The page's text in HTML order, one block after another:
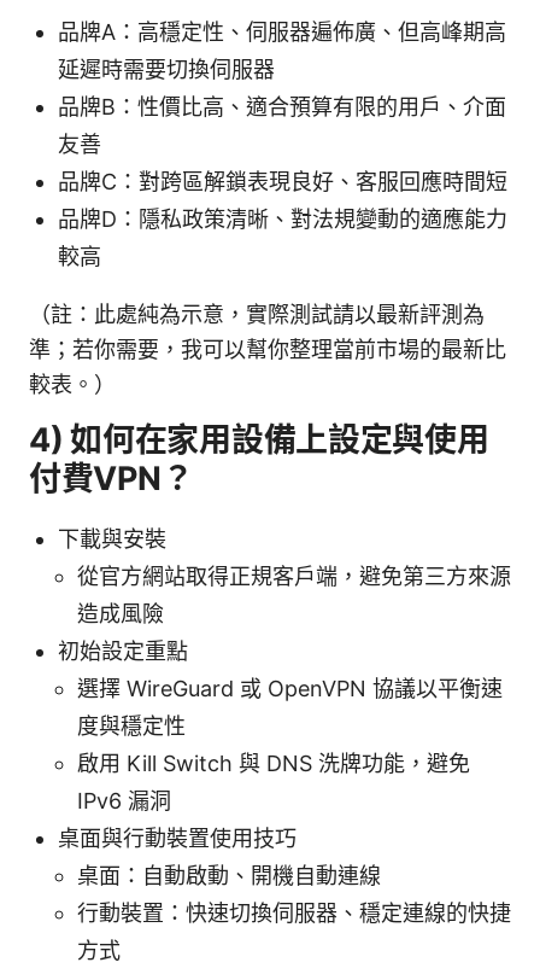
品牌A：高穩定性、伺服器遍佈廣、但高峰期高
延遲時需要切換伺服器
品牌B：性價比高、適合預算有限的用戶、介面
友善
品牌C：對跨區解鎖表現良好、客服回應時間短
品牌D：隱私政策清晰、對法規變動的適應能力
較高
（註：此處純為示意，實際測試請以最新評測為
準；若你需要，我可以幫你整理當前市場的最新比
較表。）
4) 如何在家用設備上設定與使用
付費VPN？
下載與安裝
從官方網站取得正規客戶端，避免第三方來源
造成風險
初始設定重點
選擇 WireGuard 或 OpenVPN 協議以平衡速
度與穩定性
啟用 Kill Switch 與 DNS 洗牌功能，避免
IPv6 漏洞
桌面與行動裝置使用技巧
桌面：自動啟動、開機自動連線
行動裝置：快速切換伺服器、穩定連線的快捷
方式